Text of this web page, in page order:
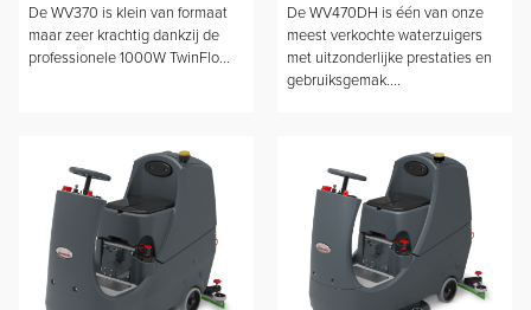
De WV370 is klein van formaat
maar zeer krachtig dankzij de
professionele 1000W TwinFlo...
De WV470DH is één van onze
meest verkochte waterzuigers
met uitzonderlijke prestaties en
gebruiksgemak....